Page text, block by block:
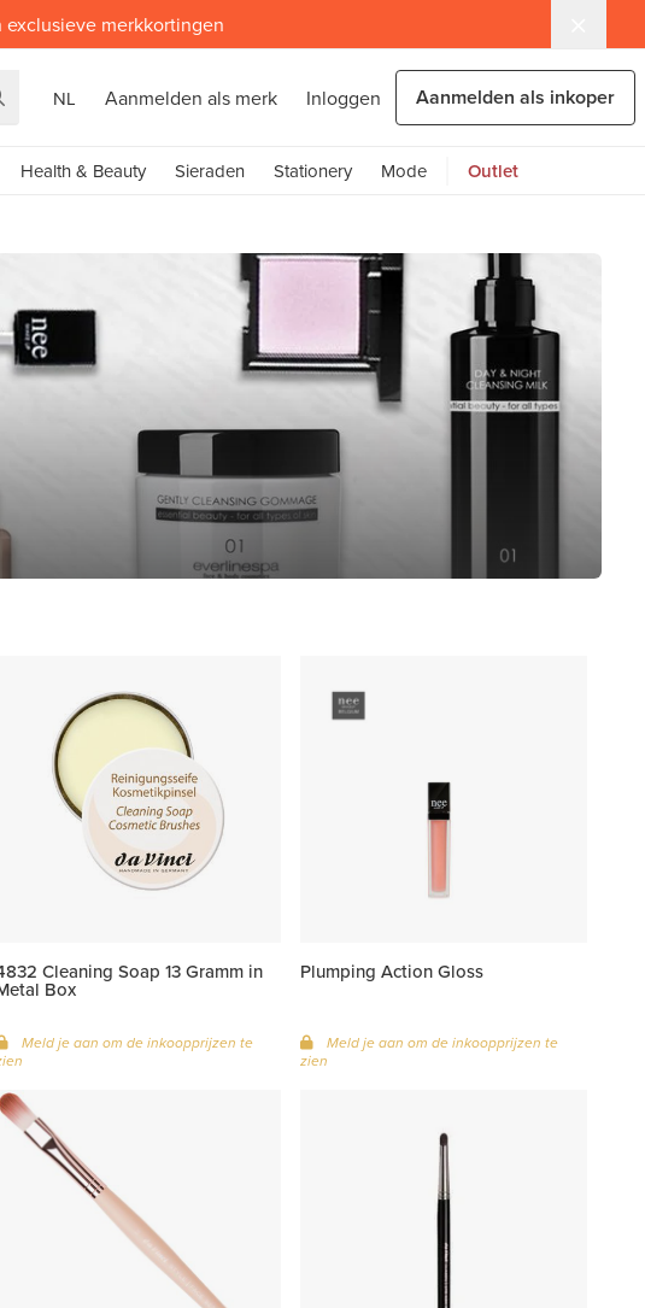
exclusieve merkkortingen
NL Aanmelden als merk Inloggen Aanmelden als inkoper
Health & Beauty Sieraden Stationery Mode Outlet
Cleaning Soap 13 Gramm in
Box
Meld je aan om de inkoopprijzen te
Plumping Action Gloss
Meld je aan om de inkoopprijzen te
zien